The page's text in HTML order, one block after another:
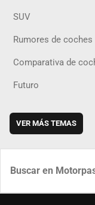
SUV
Rumores de coches
Comparativa de
Futuro
VER MÁS TEMAS